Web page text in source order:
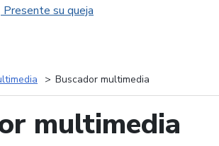
Presente su queja
Buscador multimedia
multimedia